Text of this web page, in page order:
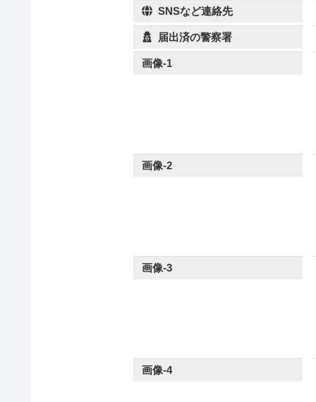
SNSなど連絡先
届出済の警察署
画像-1
画像-2
画像-3
画像-4